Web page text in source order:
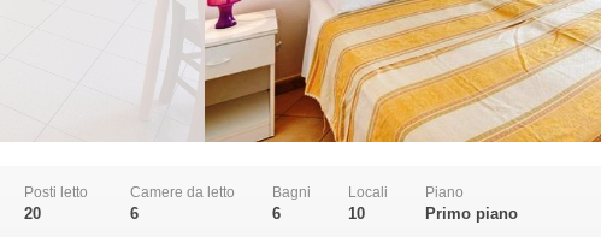
Posti letto
20
Camere da letto
6
Bagni
6
Locali
10
Piano
Primo piano